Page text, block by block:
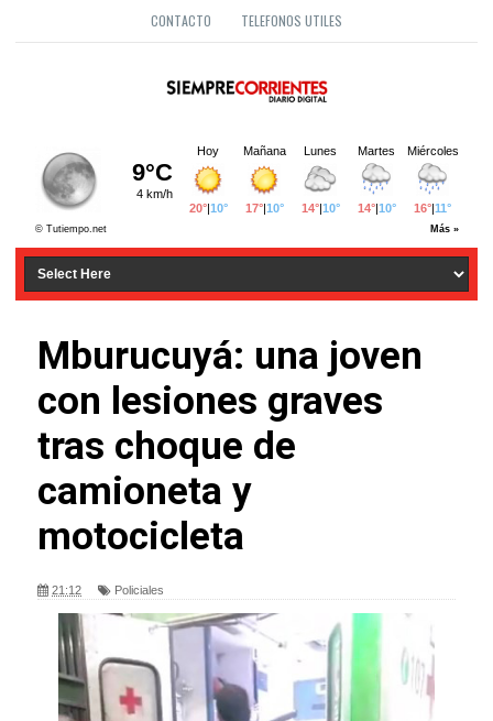
CONTACTO TELEFONOS UTILES
Mburucuyá: una joven
con lesiones graves
tras choque de
camioneta y
motocicleta
21:12 Policiales